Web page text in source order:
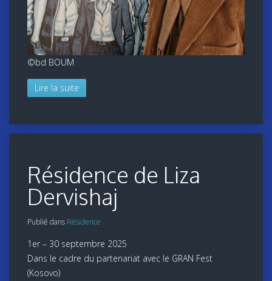
©bd BOUM
Lire la suite
Résidence de Liza
Dervishaj
Publié dans Résidence
1er – 30 septembre 2025
Dans le cadre du partenariat avec le GRAN Fest
(Kosovo)